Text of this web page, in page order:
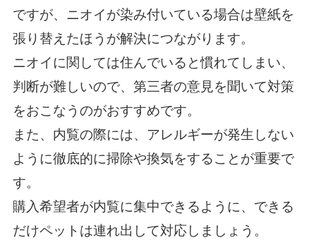
ですが、ニオイが染み付いている場合は壁紙を
張り替えたほうが解決につながります。
ニオイに関しては住んでいると慣れてしまい、
判断が難しいので、第三者の意見を聞いて対策
をおこなうのがおすすめです。
また、内覧の際には、アレルギーが発生しない
ように徹底的に掃除や換気をすることが重要で
す。
購入希望者が内覧に集中できるように、できる
だけペットは連れ出して対応しましょう。